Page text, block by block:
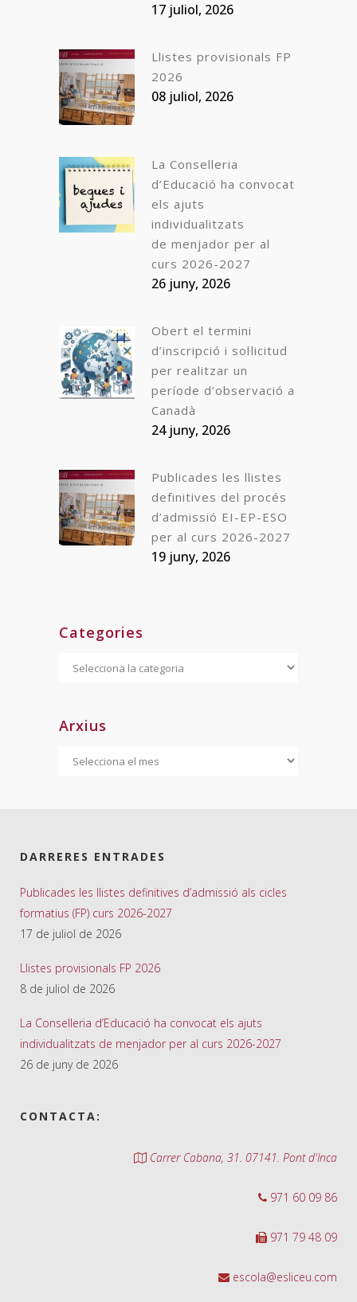
17 juliol, 2026
Llistes provisionals FP
2026
08 juliol, 2026
La Conselleria
d’Educació ha convocat
els ajuts
individualitzats
de menjador per al
curs 2026-2027
26 juny, 2026
Obert el termini
d’inscripció i sol·licitud
per realitzar un
període d’observació a
Canadà
24 juny, 2026
Publicades les llistes
definitives del procés
d’admissió EI-EP-ESO
per al curs 2026-2027
19 juny, 2026
Categories
Categories
Arxius
Arxius
DARRERES ENTRADES
Publicades les llistes definitives d’admissió als cicles
formatius (FP) curs 2026-2027
17 de juliol de 2026
Llistes provisionals FP 2026
8 de juliol de 2026
La Conselleria d’Educació ha convocat els ajuts
individualitzats de menjador per al curs 2026-2027
26 de juny de 2026
CONTACTA:
Carrer Cabana, 31. 07141. Pont d'Inca
971 60 09 86
971 79 48 09
escola@esliceu.com